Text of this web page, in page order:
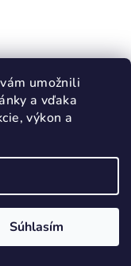
umožnili
a vďaka
výkon a
Súhlasím